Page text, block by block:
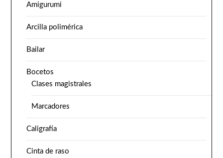
Amigurumi
Arcilla polimérica
Bailar
Bocetos
Clases magistrales
Marcadores
Caligrafía
Cinta de raso